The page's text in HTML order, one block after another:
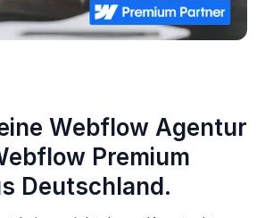
Webflow Agentur
Premium
Deutschland.